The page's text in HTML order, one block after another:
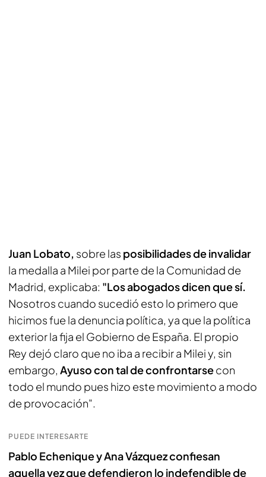
Juan Lobato, sobre las posibilidades de invalidar
la medalla a Milei por parte de la Comunidad de
Madrid, explicaba: "Los abogados dicen que sí.
Nosotros cuando sucedió esto lo primero que
hicimos fue la denuncia política, ya que la política
exterior la fija el Gobierno de España. El propio
Rey dejó claro que no iba a recibir a Milei y, sin
embargo, Ayuso con tal de confrontarsecon
todo el mundo pues hizo este movimiento a modo
de provocación".
PUEDE INTERESARTE
Pablo Echenique y Ana Vázquez confiesan
aquella vez que defendieron lo indefendible de